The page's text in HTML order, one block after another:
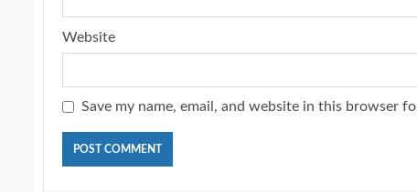
Website
Save my name, email, and website in this browser